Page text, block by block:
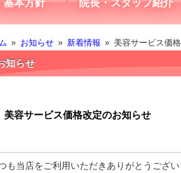
基本方針 院長・スタッフ紹介
» お知らせ » 新着情報 » 美容サービス価
知らせ
美容サービス価格改定のお知らせ
も当店をご利用いただきありがとうござい